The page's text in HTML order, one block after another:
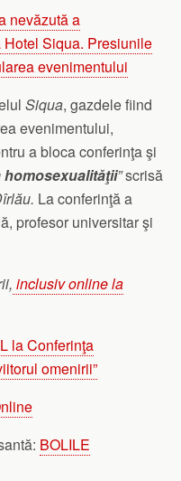
nevăzută a
Hotel Siqua. Presiunile
evenimentului
Siqua, gazdele fiind
evenimentului,
a bloca conferinţa şi
homosexualităţii”scrisă
La conferinţă a
profesor universitar şi
inclusiv online la
la Conferinţa
omenirii”
BOLILE